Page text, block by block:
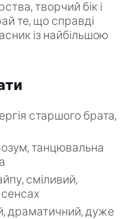
творчий бік і
те, що справді
із найбільшою
старшого брата,
танцювальна
сміливий,
сенсах
драматичний, дуже